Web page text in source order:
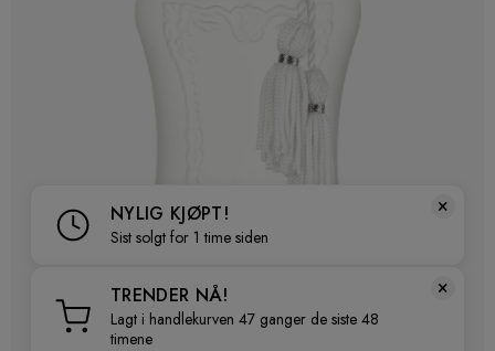
NYLIG KJØPT!
Sist solgt for 1 time siden
×
TRENDER NÅ!
Lagt i handlekurven 47 ganger de siste 48
timene
×